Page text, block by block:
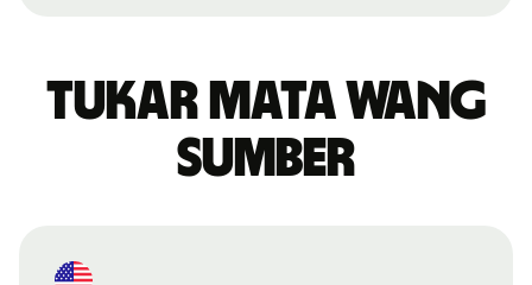
Tukar mata wang
sumber